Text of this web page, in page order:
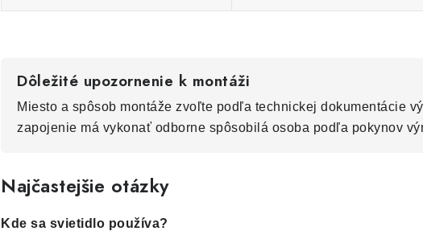
Dôležité upozornenie k montáži
Miesto a spôsob montáže zvoľte podľa technickej dokumentácie
zapojenie má vykonať odborne spôsobilá osoba podľa pokynov
Najčastejšie otázky
Kde sa svietidlo používa?